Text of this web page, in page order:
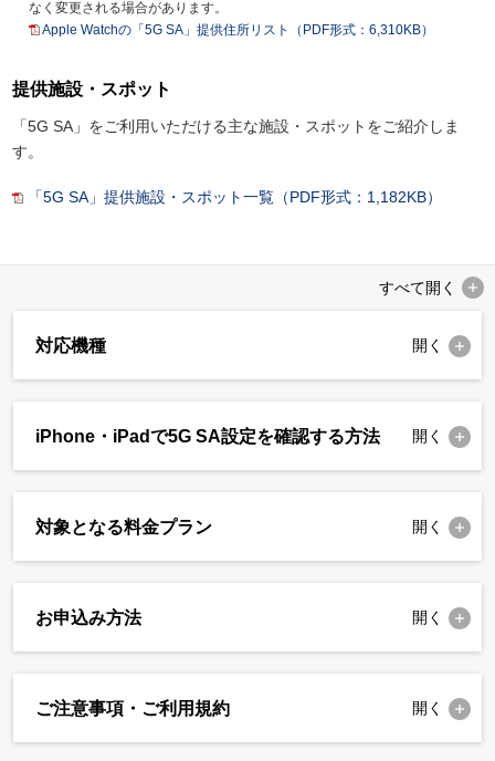
なく変更される場合があります。
Apple Watchの「5G SA」提供住所リスト（PDF形式：6,310KB）
提供施設・スポット
「5G SA」をご利用いただける主な施設・スポットをご紹介しま
す。
「5G SA」提供施設・スポット一覧（PDF形式：1,182KB）
すべて開く
対応機種 開く
iPhone・iPadで5G SA設定を確認する方法 開く
対象となる料金プラン 開く
お申込み方法 開く
ご注意事項・ご利用規約 開く